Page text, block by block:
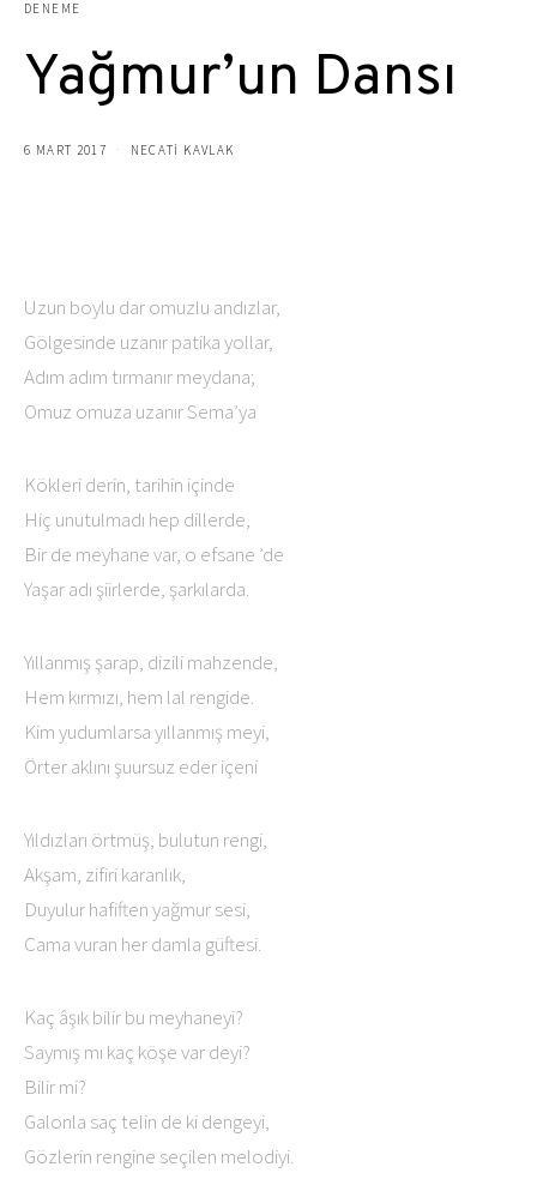
DENEME
Yağmur’un Dansı
6 MART 2017 NECATİ KAVLAK
Uzun boylu dar omuzlu andızlar,
Gölgesinde uzanır patika yollar,
Adım adım tırmanır meydana;
Omuz omuza uzanır Sema’ya
Kökleri derin, tarihin içinde
Hiç unutulmadı hep dillerde,
Bir de meyhane var, o efsane ’de
Yaşar adı şiirlerde, şarkılarda.
Yıllanmış şarap, dizili mahzende,
Hem kırmızı, hem lal rengide.
Kim yudumlarsa yıllanmış meyi,
Örter aklını şuursuz eder içeni
Yıldızları örtmüş, bulutun rengi,
Akşam, zifiri karanlık,
Duyulur hafiften yağmur sesi,
Cama vuran her damla güftesi.
Kaç âşık bilir bu meyhaneyi?
Saymış mı kaç köşe var deyi?
Bilir mi?
Galonla saç telin de ki dengeyi,
Gözlerin rengine seçilen melodiyi.